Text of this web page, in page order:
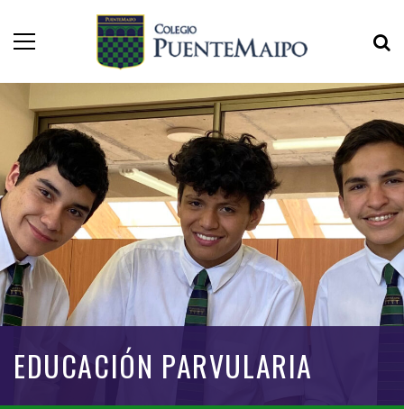
EDUCACIÓN PARVULARIA